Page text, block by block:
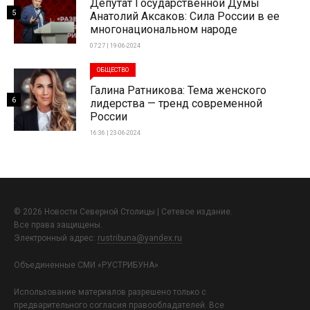
Депутат Государственной Думы
Анатолий Аксаков: Сила России в ее
многонациональном народе
07:27 | 19-06-2024
5
ОБЩЕСТВО
Галина Ратникова: Тема женского
лидерства — тренд современной
России
16:36 | 23-06-2024
6
© 2026 Новости Северной Столицы | Сетевое издание.
Все права защищены.
Электронный адрес: rustribuna@yandex.ru
Объединенные СМИ «РУСТРИБУНА»
Использование материалов разрешено только с
предварительного согласия правообладателей. Все